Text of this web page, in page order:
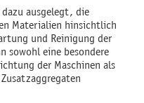
ausgelegt, die
Materialien hinsichtlich
und Reinigung der
sowohl eine besondere
der Maschinen als